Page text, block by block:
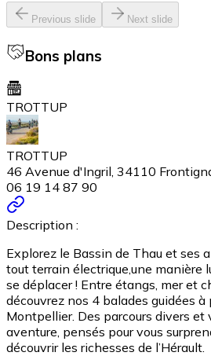
Previous slide Next slide
Bons plans
TROTTUP
TROTTUP
46 Avenue d'Ingril, 34110
06 19 14 87 90
Description :
Explorez le Bassin de Thau et ses
tout terrain électrique,une manière
se déplacer ! Entre étangs, mer et
découvrez nos 4 balades guidées
Montpellier. Des parcours divers et
aventure, pensés pour vous
découvrir les richesses de l’Hérault.